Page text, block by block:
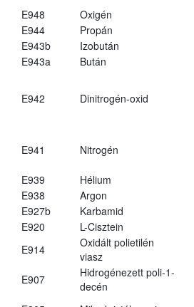
E948
Oxigén
E944
Propán
E943b
Izobután
E943a
Bután
E942 Dinitrogén-oxid
E941 Nitrogén
E939
Hélium
E938
Argon
E927b
Karbamid
E920
L-Cisztein
E914
Oxidált polietilén
viasz
E907
Hidrogénezett poli-1-
decén